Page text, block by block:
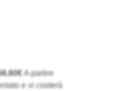
A partire
e vi costerà